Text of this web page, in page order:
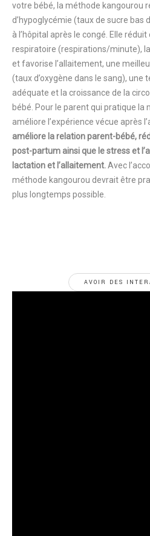
votre bébé, la méthode kangourou
d’hypoglycémie (taux de sucre bas
à l’hôpital après le congé. Elle
respiratoire (respirations/minute),
et favorise l’allaitement, une
(taux d’oxygène dans le sang), une
adéquate et la croissance de la
bébé. Pour le parent qui pratique la
améliore l’expérience vécue après
améliore la relation parent-bébé,
post-partum ainsi que le stress et
lactation et l’allaitement.Avec
méthode kangourou devrait être
plus longtemps possible.
AVOIR DES